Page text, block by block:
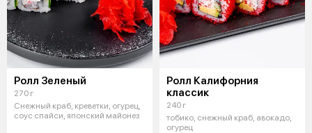
Ролл Зеленый
270 г
Снежный краб, креветки, огурец,
соус спайси, японский майонез
Ролл Калифорния
классик
240 г
тобико, снежный краб, авокадо,
огурец